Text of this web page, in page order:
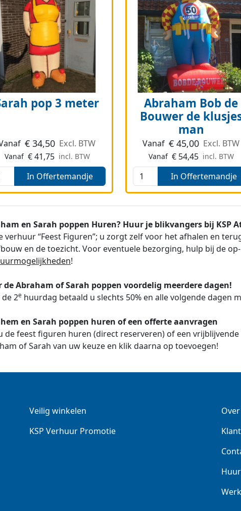
pop 3 meter
€ 34,50 Excl. BTW
Vanaf €41,75 incl. BTW
In Offertemandje
Abraham Bob de
Bouwer de
man
Vanaf € 45,00 Excl. BTW
Vanaf € 54,45 incl. BTW
In Offertemandje
en Sarah poppen Huren? Huur je blikvangers bij KSP
verhuur “Feest Figuren”; u zorgt zelf voor het afhalen en
en de toezicht. Voor eventuele bezorging, hulp bij de
!
de Abraham of Sarah poppen voordelig meerdere dagen!
2e huurdag betaald u slechts 50% en alle volgende dagen
en Sarah poppen huren of een offerte aanvragen
de feest figuren huren (direct reserveren) of een
of Sarah van uw keuze en klik daarna op toevoegen!
Veilig winkelen
KSP Verhuur Promotie